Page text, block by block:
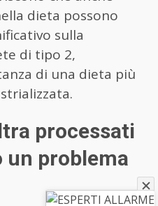
dieta possono
sulla
di tipo 2,
di una dieta più
processati
un problema